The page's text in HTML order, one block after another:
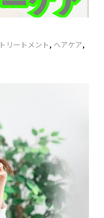
トリートメント, ヘアケア,